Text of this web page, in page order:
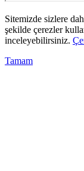
Sitemizde sizlere
şekilde çerezler
inceleyebilirsiniz.
Tamam